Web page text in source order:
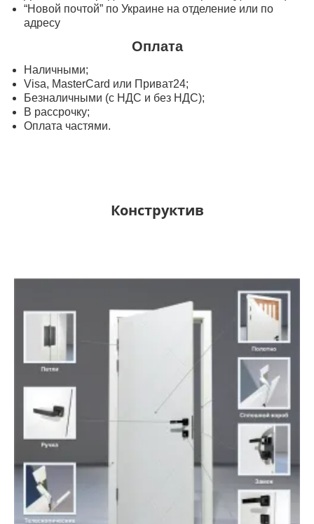
“Новой почтой” по Украине на отделение или по
адресу
Оплата
Наличными;
Visa, MasterСard или Приват24;
Безналичными (с НДС и без НДС);
В рассрочку;
Оплата частями.
Конструктив